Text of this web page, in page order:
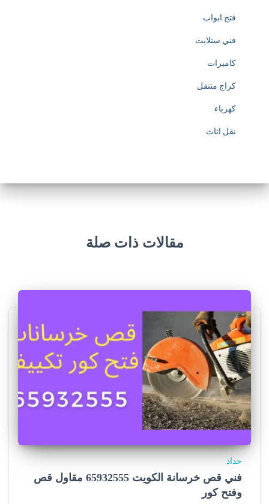
فتح ابواب
فني ستلايت
كاميرات
كراج متنقل
كهرباء
نقل اثاث
مقالات ذات صلة
حداد
فني قص خرسانة الكويت 65932555 مقاول قص
وفتح كور